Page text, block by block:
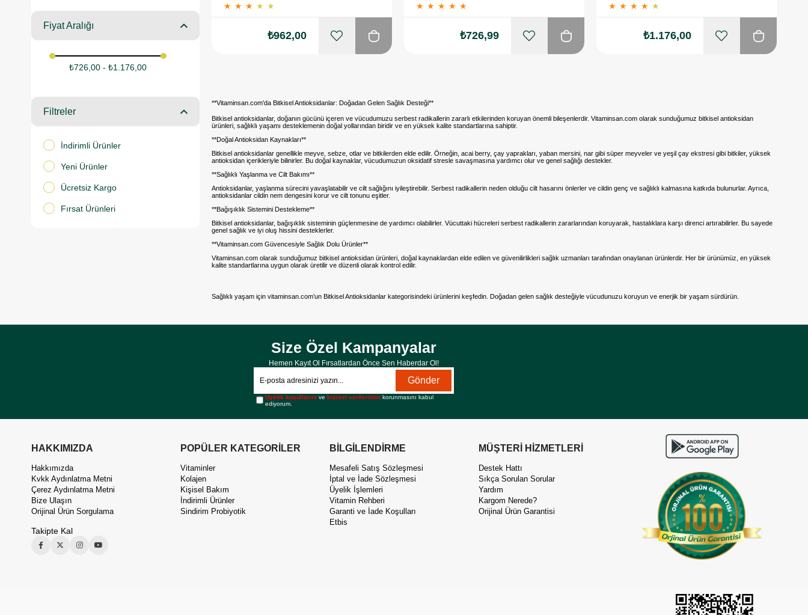
Fiyat Aralığı
₺726,00 - ₺1.176,00
Filtreler
İndirimli Ürünler
Yeni Ürünler
Ücretsiz Kargo
Fırsat Ürünleri
★ ★ ★ ★ ★
₺962,00
★ ★ ★ ★ ★
₺726,99
★ ★ ★ ★ ★
₺1.176,00
**Vitaminsan.com'da Bitkisel Antioksidanlar: Doğadan Gelen Sağlık Desteği**
Bitkisel antioksidanlar, doğanın gücünü içeren ve vücudumuzu serbest radikallerin zararlı etkilerinden koruyan önemli bileşenlerdir. Vitaminsan.com olarak sunduğumuz bitkisel antioksidan
ürünleri, sağlıklı yaşamı desteklemenin doğal yollarından biridir ve en yüksek kalite standartlarına sahiptir.
**Doğal Antioksidan Kaynakları**
Bitkisel antioksidanlar genellikle meyve, sebze, otlar ve bitkilerden elde edilir. Örneğin, acai berry, çay yaprakları, yaban mersini, nar gibi süper meyveler ve yeşil çay ekstresi gibi bitkiler, yüksek
antioksidan içerikleriyle bilinirler. Bu doğal kaynaklar, vücudumuzun oksidatif stresle savaşmasına yardımcı olur ve genel sağlığı destekler.
**Sağlıklı Yaşlanma ve Cilt Bakımı**
Antioksidanlar, yaşlanma sürecini yavaşlatabilir ve cilt sağlığını iyileştirebilir. Serbest radikallerin neden olduğu cilt hasarını önlerler ve cildin genç ve sağlıklı kalmasına katkıda bulunurlar. Ayrıca,
antioksidanlar cildin nem dengesini korur ve cilt tonunu eşitler.
**Bağışıklık Sistemini Destekleme**
Bitkisel antioksidanlar, bağışıklık sisteminin güçlenmesine de yardımcı olabilirler. Vücuttaki hücreleri serbest radikallerin zararlarından koruyarak, hastalıklara karşı direnci artırabilirler. Bu sayede
genel sağlık ve iyi oluş hissini desteklerler.
**Vitaminsan.com Güvencesiyle Sağlık Dolu Ürünler**
Vitaminsan.com olarak sunduğumuz bitkisel antioksidan ürünleri, doğal kaynaklardan elde edilen ve güvenilirlikleri sağlık uzmanları tarafından onaylanan ürünlerdir. Her bir ürünümüz, en yüksek
kalite standartlarına uygun olarak üretilir ve düzenli olarak kontrol edilir.
Sağlıklı yaşam için vitaminsan.com’un Bitkisel Antioksidanlar kategorisindeki ürünlerini keşfedin. Doğadan gelen sağlık desteğiyle vücudunuzu koruyun ve enerjik bir yaşam sürdürün.
Size Özel Kampanyalar
Hemen Kayıt Ol Fırsatlardan Önce Sen Haberdar Ol!
Gönder
Üyelik koşullarını vekişisel verilerimin korunmasını kabul
ediyorum.
HAKKIMIZDA
Hakkımızda
Kvkk Aydınlatma Metni
Çerez Aydınlatma Metni
Bize Ulaşın
Orijinal Ürün Sorgulama
Takipte Kal
POPÜLER KATEGORİLER
Vitaminler
Kolajen
Kişisel Bakım
İndirimli Ürünler
Sindirim Probiyotik
BİLGİLENDİRME
Mesafeli Satış Sözleşmesi
İptal ve İade Sözleşmesi
Üyelik İşlemleri
Vitamin Rehberi
Garanti ve İade Koşulları
Etbis
MÜŞTERİ HİZMETLERİ
Destek Hattı
Sıkça Sorulan Sorular
Yardım
Kargom Nerede?
Orijinal Ürün Garantisi